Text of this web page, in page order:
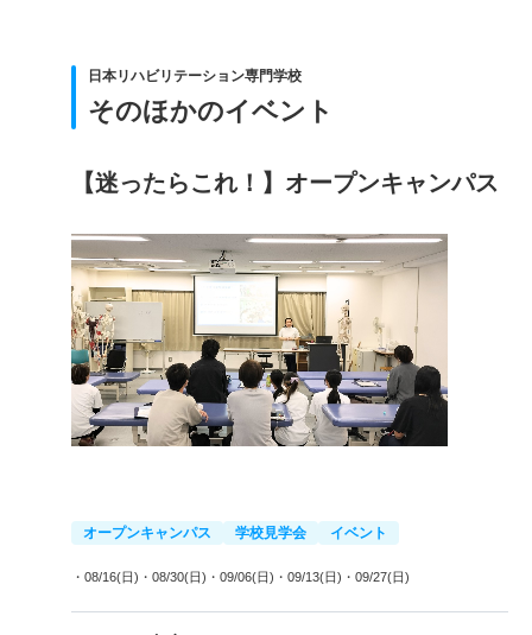
日本リハビリテーション専門学校
そのほかのイベント
【迷ったらこれ！】オープンキャンパス
オープンキャンパス 学校見学会 イベント
・08/16(日) ・08/30(日) ・09/06(日) ・09/13(日) ・09/27(日)